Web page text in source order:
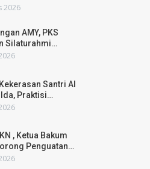
2026
AMY, PKS
Silaturahmi…
Santri Al
Praktisi…
, Ketua Bakum
Penguatan…